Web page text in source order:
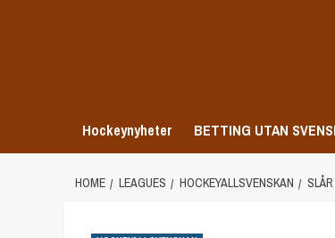
Hockeynyheter BETTING UTAN
HOME LEAGUES HOCKEYALLSVENSKAN